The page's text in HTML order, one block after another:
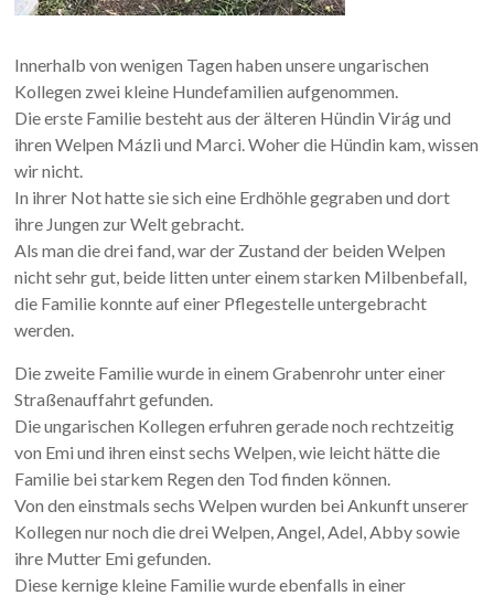
Innerhalb von wenigen Tagen haben unsere ungarischen
Kollegen zwei kleine Hundefamilien aufgenommen.
Die erste Familie besteht aus der älteren Hündin Virág und
ihren Welpen Mázli und Marci. Woher die Hündin kam, wissen
wir nicht.
In ihrer Not hatte sie sich eine Erdhöhle gegraben und dort
ihre Jungen zur Welt gebracht.
Als man die drei fand, war der Zustand der beiden Welpen
nicht sehr gut, beide litten unter einem starken Milbenbefall,
die Familie konnte auf einer Pflegestelle untergebracht
werden.
Die zweite Familie wurde in einem Grabenrohr unter einer
Straßenauffahrt gefunden.
Die ungarischen Kollegen erfuhren gerade noch rechtzeitig
von Emi und ihren einst sechs Welpen, wie leicht hätte die
Familie bei starkem Regen den Tod finden können.
Von den einstmals sechs Welpen wurden bei Ankunft unserer
Kollegen nur noch die drei Welpen, Angel, Adel, Abby sowie
ihre Mutter Emi gefunden.
Diese kernige kleine Familie wurde ebenfalls in einer